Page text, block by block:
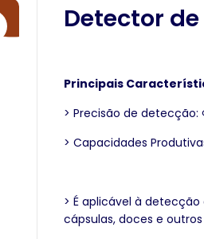
Detector
Principais
> Precisão de detecção:
> Capacidades
> É aplicável à
cápsulas, doces e